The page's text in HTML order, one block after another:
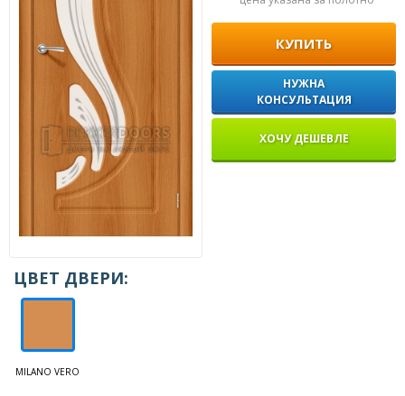
КУПИТЬ
НУЖНА
КОНСУЛЬТАЦИЯ
ХОЧУ ДЕШЕВЛЕ
ЦВЕТ ДВЕРИ:
MILANO VERO